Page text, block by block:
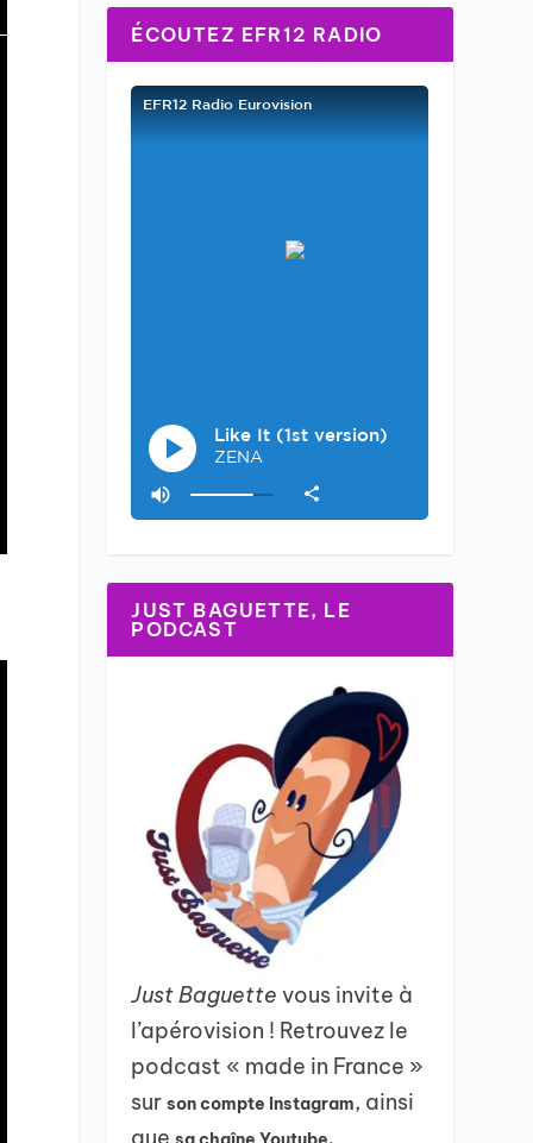
ÉCOUTEZ EFR12 RADIO
JUST BAGUETTE, LE
PODCAST
Just Baguettevous invite à
l’apérovision ! Retrouvez le
podcast « made in France »
surson compte Instagram, ainsi